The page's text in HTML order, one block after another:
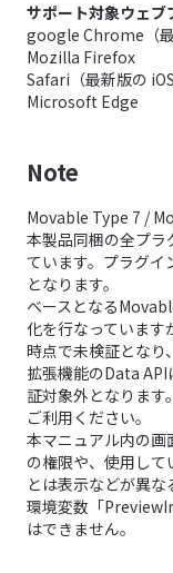
サポート対象ウェブ
google Chrome（最
Mozilla Firefox
Safari（最新版の
Microsoft Edge
Note
Movable Type 7 /
本製品同梱の全プラ
ています。プラグ
となります。
ベースとなる
化を行なっていま
時点で未検証となり
拡張機能のData
証対象外となります
ご利用ください。
本マニュアル内の画
の権限や、使用し
とは表示などが異な
環境変数「
はできません。